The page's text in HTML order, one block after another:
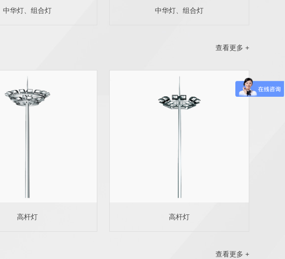
中华灯、组合灯 中华灯、组合灯
查看更多 +
高杆灯 高杆灯
查看更多 +